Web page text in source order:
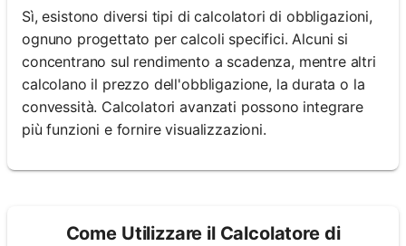
Sì, esistono diversi tipi di calcolatori di obbligazioni,
ognuno progettato per calcoli specifici. Alcuni si
concentrano sul rendimento a scadenza, mentre altri
calcolano il prezzo dell'obbligazione, la durata o la
convessità. Calcolatori avanzati possono integrare
più funzioni e fornire visualizzazioni.
Come Utilizzare il Calcolatore di